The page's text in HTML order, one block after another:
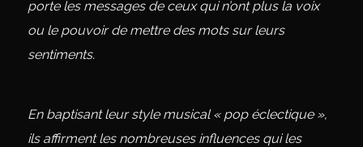
porte les messages de ceux qui n’ont plus la voix
ou le pouvoir de mettre des mots sur leurs
sentiments.
En baptisant leur style musical « pop éclectique »,
ils affirment les nombreuses influences qui les